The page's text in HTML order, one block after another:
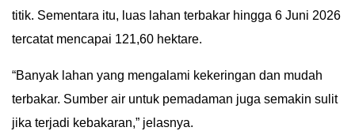
titik. Sementara itu, luas lahan terbakar hingga 6 Juni 2026
tercatat mencapai 121,60 hektare.
“Banyak lahan yang mengalami kekeringan dan mudah
terbakar. Sumber air untuk pemadaman juga semakin sulit
jika terjadi kebakaran,” jelasnya.